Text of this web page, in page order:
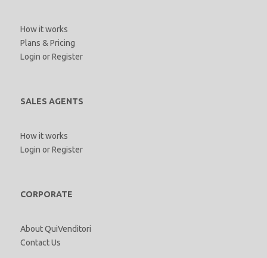
How it works
Plans & Pricing
Login orRegister
SALES AGENTS
How it works
Login orRegister
CORPORATE
About QuiVenditori
Contact Us